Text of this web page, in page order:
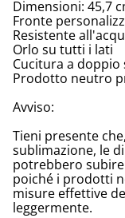
Dimensioni: 45,7
Fronte
Resistente
Orlo su tutti i lati
Cucitura a
Prodotto neutro
Avviso:
Tieni presente
sublimazione, le
potrebbero
poiché i prodotti
misure effettive
leggermente.